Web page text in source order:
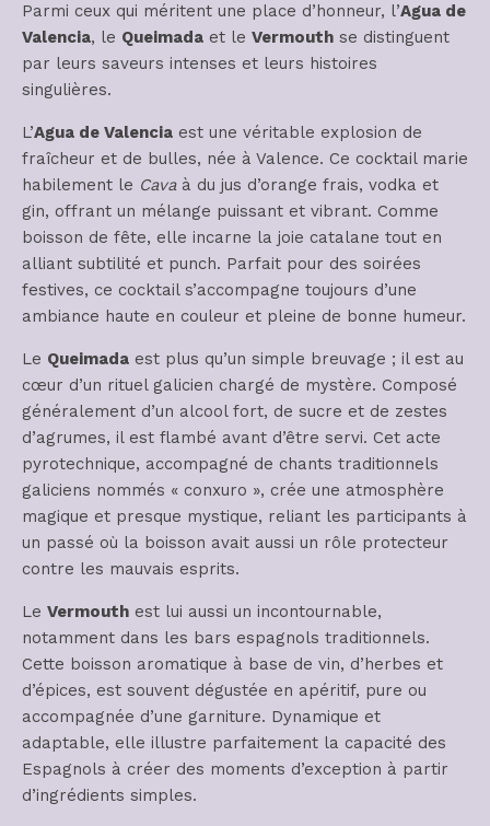
Parmi ceux qui méritent une place d’honneur, l’Agua de
Valencia, le Queimada et le Vermouth se distinguent
par leurs saveurs intenses et leurs histoires
singulières.
L’Agua de Valencia est une véritable explosion de
fraîcheur et de bulles, née à Valence. Ce cocktail marie
habilement le Cavaà du jus d’orange frais, vodka et
gin, offrant un mélange puissant et vibrant. Comme
boisson de fête, elle incarne la joie catalane tout en
alliant subtilité et punch. Parfait pour des soirées
festives, ce cocktail s’accompagne toujours d’une
ambiance haute en couleur et pleine de bonne humeur.
Le Queimada est plus qu’un simple breuvage ; il est au
cœur d’un rituel galicien chargé de mystère. Composé
généralement d’un alcool fort, de sucre et de zestes
d’agrumes, il est flambé avant d’être servi. Cet acte
pyrotechnique, accompagné de chants traditionnels
galiciens nommés « conxuro », crée une atmosphère
magique et presque mystique, reliant les participants à
un passé où la boisson avait aussi un rôle protecteur
contre les mauvais esprits.
Le Vermouth est lui aussi un incontournable,
notamment dans les bars espagnols traditionnels.
Cette boisson aromatique à base de vin, d’herbes et
d’épices, est souvent dégustée en apéritif, pure ou
accompagnée d’une garniture. Dynamique et
adaptable, elle illustre parfaitement la capacité des
Espagnols à créer des moments d’exception à partir
d’ingrédients simples.